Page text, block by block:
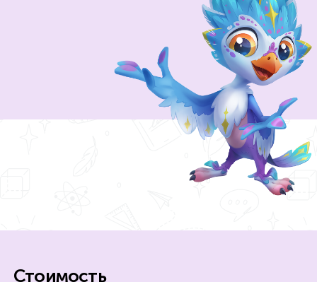
Стоимость